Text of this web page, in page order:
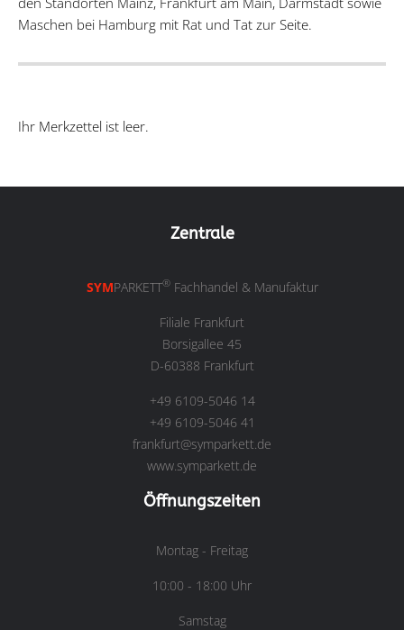
Maschen bei Hamburg mit Rat und Tat zur Seite.
Ihr Merkzettel ist leer.
Zentrale
SYMPARKETT®Fachhandel & Manufaktur
Filiale Frankfurt
Borsigallee 45
D-60388 Frankfurt
+49 6109-5046 14
+49 6109-5046 41
frankfurt@symparkett.de
www.symparkett.de
Öffnungszeiten
Montag - Freitag
10:00 - 18:00 Uhr
Samstag